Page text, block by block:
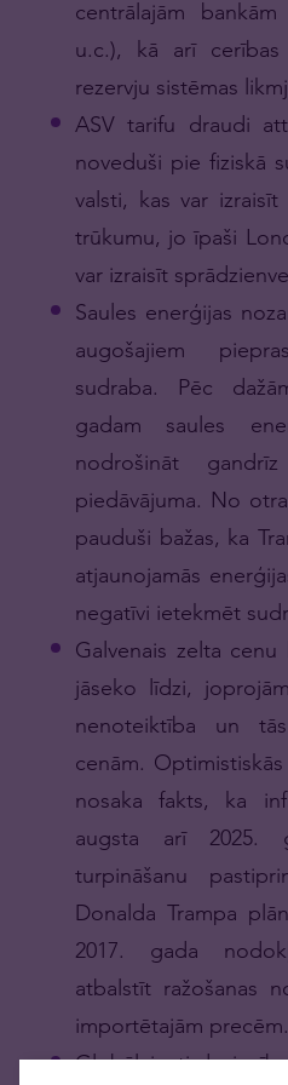
centrālajām
u.c.), kā arī
rezervju sistēmas
ASV tarifu draudi
noveduši pie fiziskā
valsti, kas var
trūkumu, jo īpaši
var izraisīt
Saules enerģijas
augošajiem
sudraba. Pēc
gadam saules
nodrošināt
piedāvājuma. No
pauduši bažas, ka
atjaunojamās
negatīvi ietekmēt
Galvenais zelta
jāseko līdzi,
nenoteiktība un
cenām.
nosaka fakts, ka
augsta arī 2025.
turpināšanu
Donalda Trampa
2017. gada
atbalstīt ražošanas
importētajām precēm.
Globālais